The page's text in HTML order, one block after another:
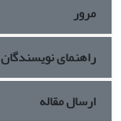
مرور
راهنمای نویسندگان
ارسال مقاله